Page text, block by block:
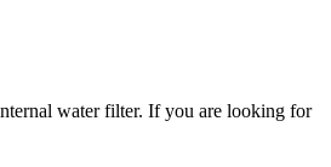
water filter. If you are looking for